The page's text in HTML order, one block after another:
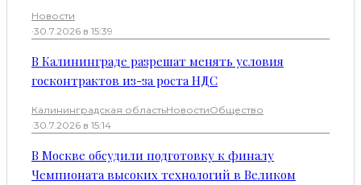
Новости
·30.7.2026 в 15:39
В Калининграде разрешат менять условия
госконтрактов из-за роста НДС
Калининградская областьНовостиОбщество
·30.7.2026 в 15:14
В Москве обсудили подготовку к финалу
Чемпионата высоких технологий в Великом